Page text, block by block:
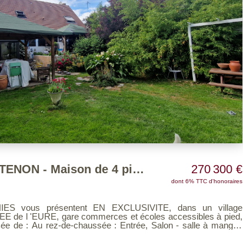
PROCHE MAINTENON - Maison de 4 pièces sur 3460 m² 270 300 €
dont 6% TTC d'honoraires
un village
de l 'EURE, gare commerces et écoles accessibles à pied,
- salle à manger,